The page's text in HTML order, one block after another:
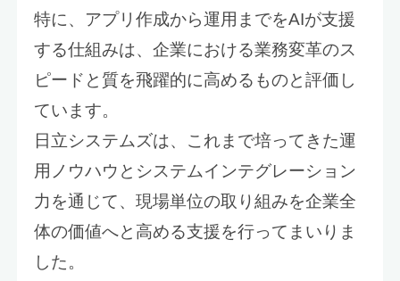
特に、アプリ作成から運用までをAIが支援
する仕組みは、企業における業務変革のス
ピードと質を飛躍的に高めるものと評価し
ています。
日立システムズは、これまで培ってきた運
用ノウハウとシステムインテグレーション
力を通じて、現場単位の取り組みを企業全
体の価値へと高める支援を行ってまいりま
した。